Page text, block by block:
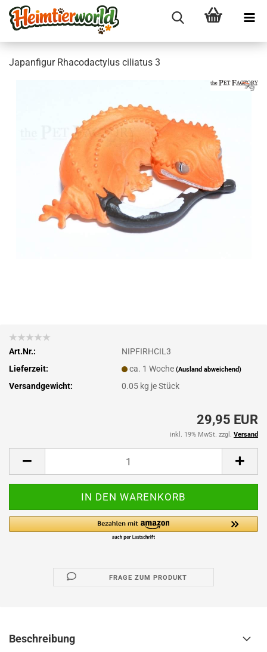
Ja­pan­fi­gur Rha­codac­tylus ci­lia­tus 3
Art.Nr.:
NIPFIRHCIL3
Lieferzeit:
ca. 1 Woche(Ausland abweichend)
Versandgewicht: 0.05 kg je Stück
29,95 EUR
inkl. 19% MwSt. zzgl. Versand
FRAGE ZUM PRODUKT
Beschreibung